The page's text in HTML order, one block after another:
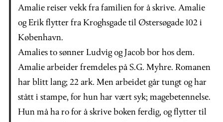
Amalie reiser vekk fra familien for å skrive. Amalie
og Erik flytter fra Kroghsgade til Østersøgade 102 i
København.
Amalies to sønner Ludvig og Jacob bor hos dem.
Amalie arbeider fremdeles på S.G. Myhre. Romanen
har blitt lang; 22 ark. Men arbeidet går tungt og har
stått i stampe, for hun har vært syk; magebetennelse.
Hun må ha ro for å skrive boken ferdig, og flytter til